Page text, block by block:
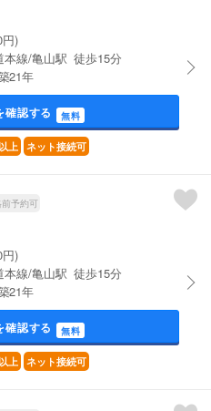
)
本線/亀山駅 徒歩15分
21年
確認する 無料
上 ネット接続可
予約可
)
本線/亀山駅 徒歩15分
21年
確認する 無料
上 ネット接続可